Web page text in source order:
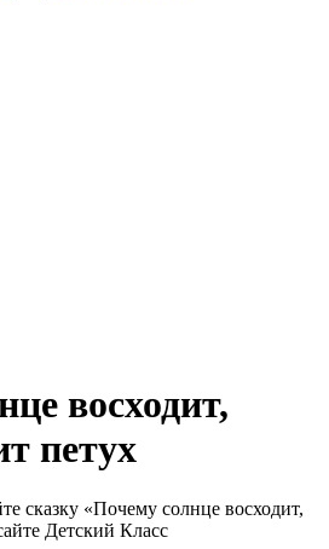
восходит,
петух
сказку «Почему солнце восходит,
Детский Класс